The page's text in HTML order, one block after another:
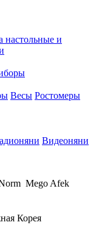
настольные и
Весы Ростомеры
Видеоняни
Mego Afek
Корея